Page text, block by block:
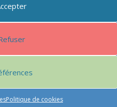
Politique de cookies
par reCAPTCHA et